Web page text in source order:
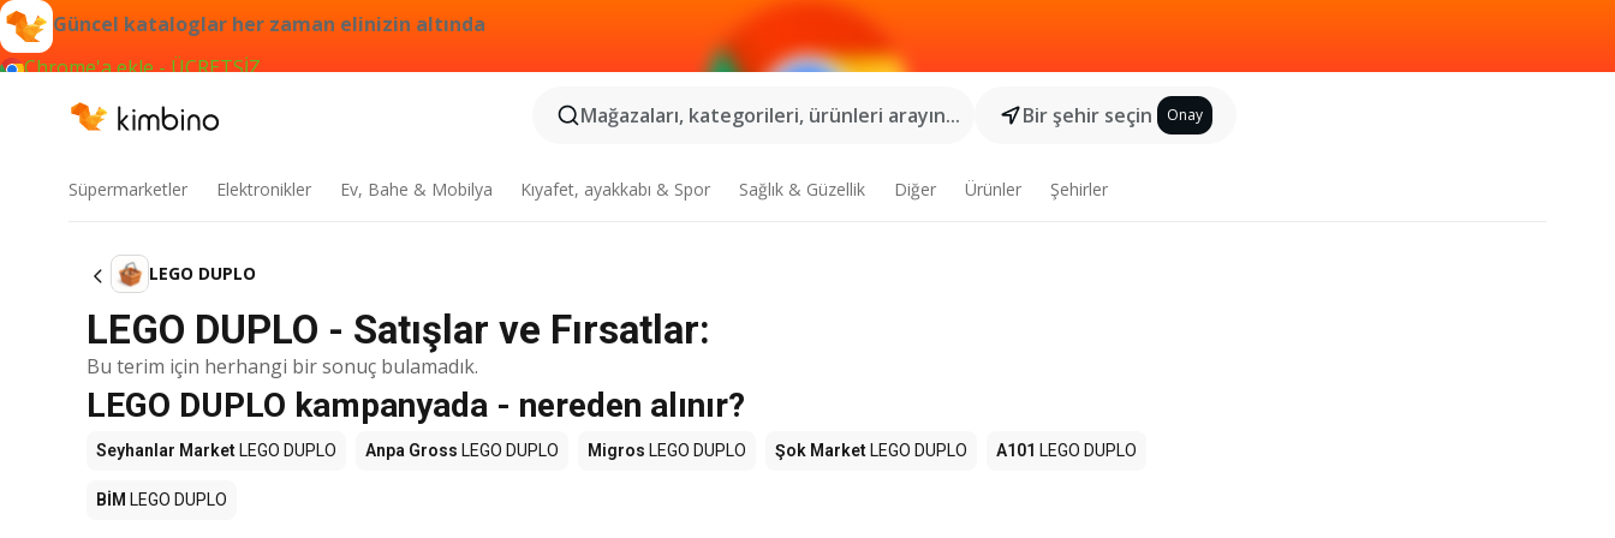
Güncel kataloglar her zaman elinizin altında
Chrome'a ekle - ÜCRETSİZ
Mağazaları, kategorileri, ürünleri arayın...
Bir şehir seçin Onay
Süpermarketler Elektronikler Ev, Bahe & Mobilya Kıyafet, ayakkabı & Spor Sağlık & Güzellik Diğer Ürünler Şehirler
LEGO DUPLO
LEGO DUPLO - Satışlar ve Fırsatlar:
Bu terim için herhangi bir sonuç bulamadık.
LEGO DUPLO kampanyada - nereden alınır?
Seyhanlar Market LEGO DUPLO Anpa Gross LEGO DUPLO Migros LEGO DUPLO Şok Market LEGO DUPLO A101 LEGO DUPLO
BİM LEGO DUPLO